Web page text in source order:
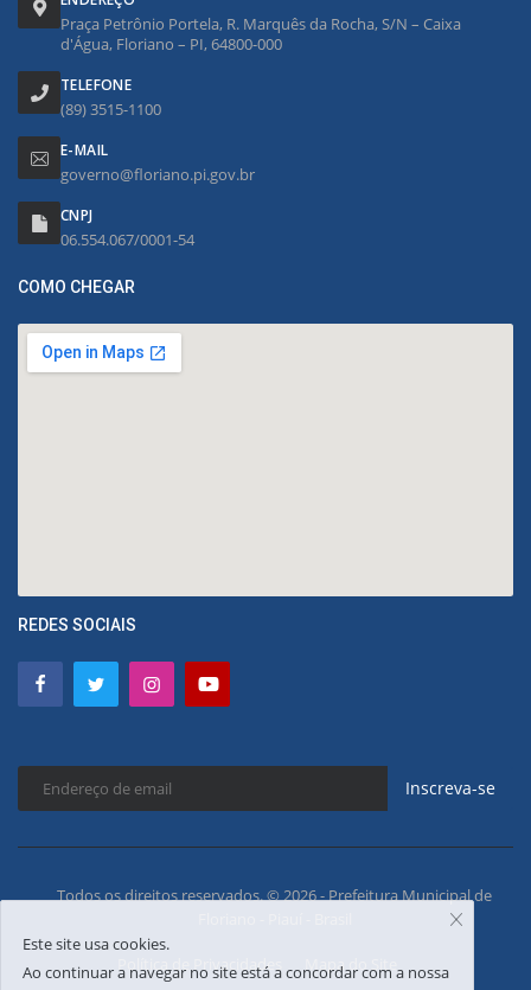
Praça Petrônio Portela, R. Marquês da Rocha, S/N – Caixa
d'Água, Floriano – PI, 64800-000
TELEFONE
(89) 3515-1100
E-MAIL
governo@floriano.pi.gov.br
CNPJ
06.554.067/0001-54
COMO CHEGAR
REDES SOCIAIS
Inscreva-se
Todos os direitos reservados. © 2026 - Prefeitura Municipal de
Política de Privacidades Mapa do Site
Este site usa cookies.
Ao continuar a navegar no site está a concordar com a nossa